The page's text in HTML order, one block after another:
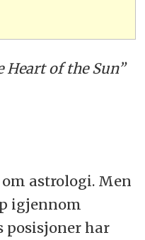
Heart of the Sun”
astrologi. Men
igjennom
posisjoner har